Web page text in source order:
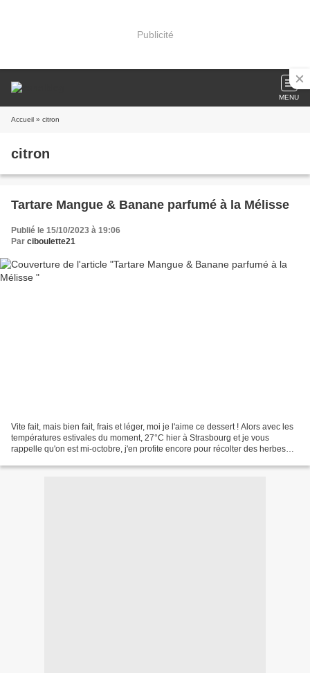
Publicité
MENU
Accueil » citron
citron
Tartare Mangue & Banane parfumé à la Mélisse
Publié le 15/10/2023 à 19:06
Par ciboulette21
Vite fait, mais bien fait, frais et léger, moi je l'aime ce dessert ! Alors avec les
températures estivales du moment, 27°C hier à Strasbourg et je vous
rappelle qu'on est mi-octobre, j'en profite encore pour récolter des herbes